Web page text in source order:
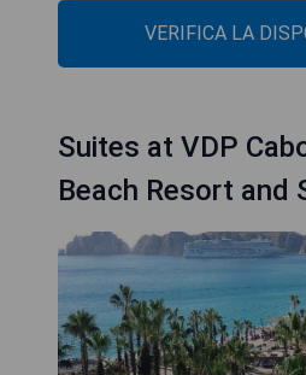
VERIFICA LA
Suites at VDP
Beach Resort and